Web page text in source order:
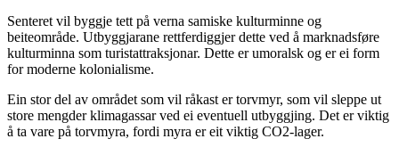
Senteret vil byggje tett på verna samiske kulturminne og
beiteområde. Utbyggjarane rettferdiggjer dette ved å marknadsføre
kulturminna som turistattraksjonar. Dette er umoralsk og er ei form
for moderne kolonialisme.
Ein stor del av området som vil råkast er torvmyr, som vil sleppe ut
store mengder klimagassar ved ei eventuell utbyggjing. Det er viktig
å ta vare på torvmyra, fordi myra er eit viktig CO2-lager.